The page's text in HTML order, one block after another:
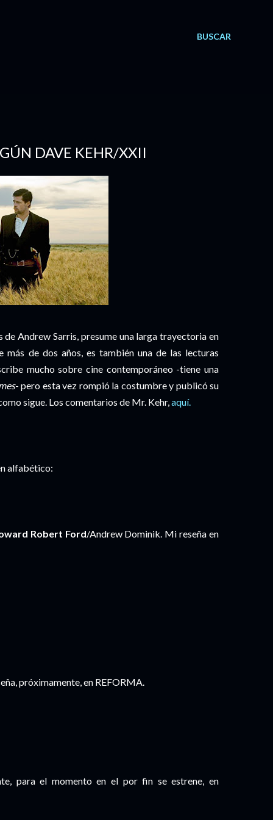
BUSCAR
DAVE KEHR/XXII
de Andrew Sarris, presume una larga trayectoria en
de dos años, es también una de las lecturas
mucho sobre cine contemporáneo -tiene una
- pero esta vez rompió la costumbre y publicó su
sigue. Los comentarios de Mr. Kehr,aquí.
alfabético:
Robert Ford/Andrew Dominik. Mi reseña en
próximamente, en REFORMA.
para el momento en el por fin se estrene, en